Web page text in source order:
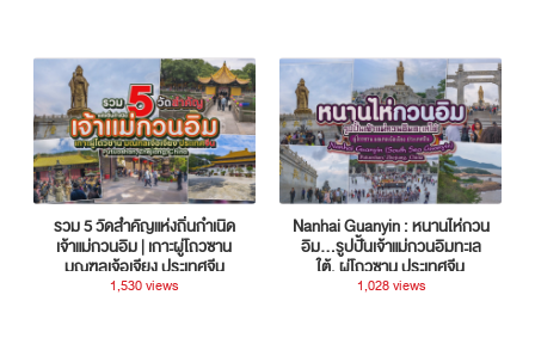
รวม 5 วัดสำคัญแห่งถิ่นกำเนิด
เจ้าแม่กวนอิม | เกาะผู่โถวซาน
มณฑลเจ้อเจียง ประเทศจีน
1,530 views
Nanhai Guanyin : หนานไห่กวน
อิม...รูปปั้นเจ้าแม่กวนอิมทะเล
ใต้, ผู่โถวซาน ประเทศจีน
1,028 views